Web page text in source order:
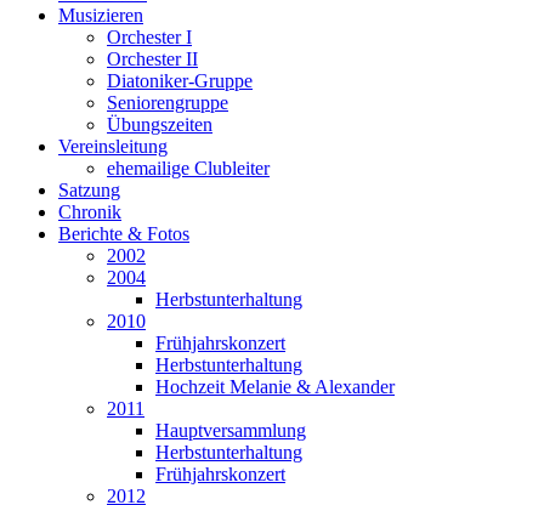
Musizieren
Orchester I
Orchester II
Diatoniker-Gruppe
Seniorengruppe
Übungszeiten
Vereinsleitung
ehemailige Clubleiter
Satzung
Chronik
Berichte & Fotos
2002
2004
Herbstunterhaltung
2010
Frühjahrskonzert
Herbstunterhaltung
Hochzeit Melanie & Alexander
2011
Hauptversammlung
Herbstunterhaltung
Frühjahrskonzert
2012